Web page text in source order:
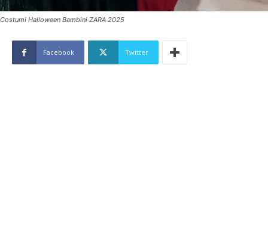
Costumi Halloween Bambini ZARA 2025
Facebook Twitter